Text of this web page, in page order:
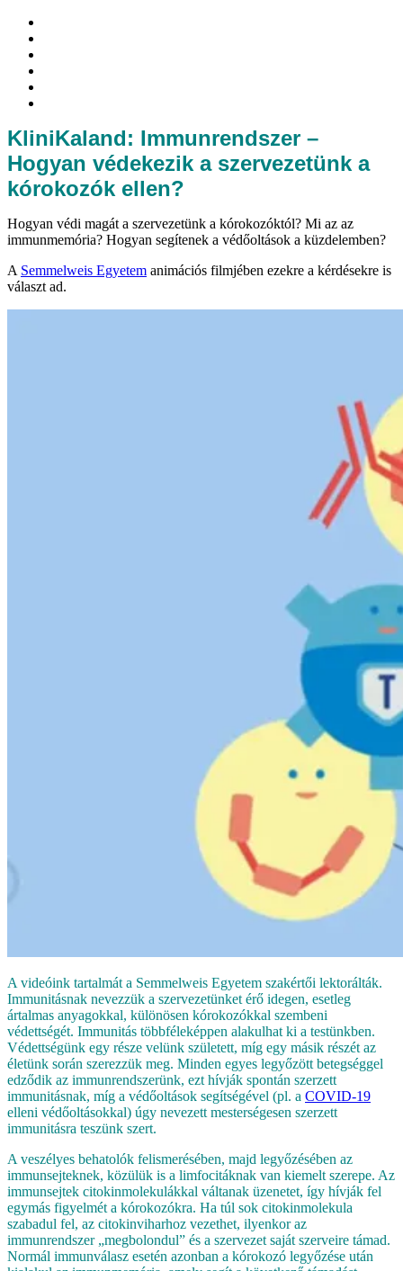
KliniKaland: Immunrendszer –
Hogyan védekezik a szervezetünk a
kórokozók ellen?
Hogyan védi magát a szervezetünk a kórokozóktól? Mi az az
immunmemória? Hogyan segítenek a védőoltások a küzdelemben?
A Semmelweis Egyetem animációs filmjében ezekre a kérdésekre is
választ ad.
A videóink tartalmát a Semmelweis Egyetem szakértői lektorálták.
Immunitásnak nevezzük a szervezetünket érő idegen, esetleg
ártalmas anyagokkal, különösen kórokozókkal szembeni
védettségét. Immunitás többféleképpen alakulhat ki a testünkben.
Védettségünk egy része velünk született, míg egy másik részét az
életünk során szerezzük meg. Minden egyes legyőzött betegséggel
edződik az immunrendszerünk, ezt hívják spontán szerzett
immunitásnak, míg a védőoltások segítségével (pl. a COVID-19
elleni védőoltásokkal) úgy nevezett mesterségesen szerzett
immunitásra teszünk szert.
A veszélyes behatolók felismerésében, majd legyőzésében az
immunsejteknek, közülük is a limfocitáknak van kiemelt szerepe. Az
immunsejtek citokinmolekulákkal váltanak üzenetet, így hívják fel
egymás figyelmét a kórokozókra. Ha túl sok citokinmolekula
szabadul fel, az citokinviharhoz vezethet, ilyenkor az
immunrendszer „megbolondul” és a szervezet saját szerveire támad.
Normál immunválasz esetén azonban a kórokozó legyőzése után